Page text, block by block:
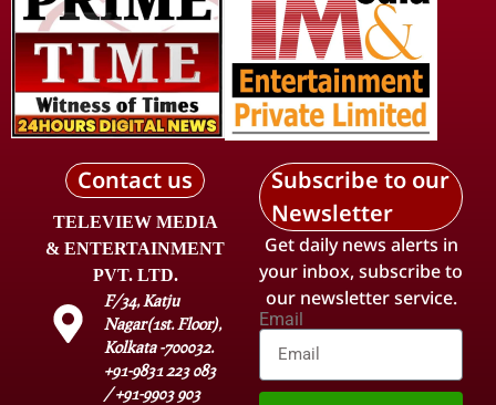
Contact us
TELEVIEW MEDIA
& ENTERTAINMENT
PVT. LTD.
F/34, Katju
Nagar(1st. Floor),
Kolkata -700032.
+91-9831 223 083
/ +91-9903 903
Subscribe to our
Newsletter
Get daily news alerts in
your inbox, subscribe to
our newsletter service.
Email